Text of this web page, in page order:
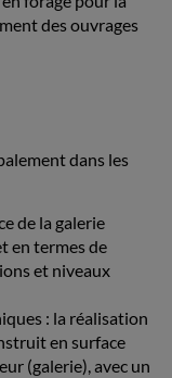
des ouvrages
dans les
de la galerie
en termes de
et niveaux
: la réalisation
en surface
(galerie), avec un